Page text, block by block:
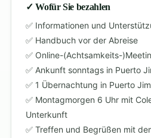
✓ Wofür Sie bezahlen
Informationen und
Handbuch vor der Abreise
Online-(Achtsamkeits-
Ankunft sonntags in Puerto
1 Übernachtung in Puerto
Montagmorgen 6 Uhr mit
Unterkunft
Treffen und Begrüßen mit